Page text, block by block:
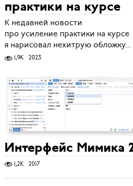
практики на курсе
К недавней новости
про усиление практики на курсе
я нарисовал нехитрую обложку...
1,9K 2023
Интерфейс Мимика
1,2K 2017